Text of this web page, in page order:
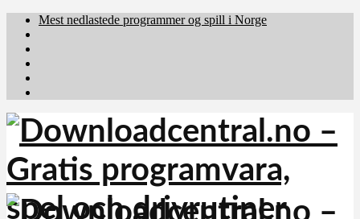
Mest nedlastede programmer og spill i Norge